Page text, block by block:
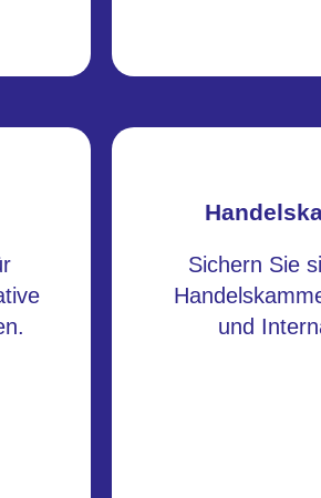
Sichern Sie
und